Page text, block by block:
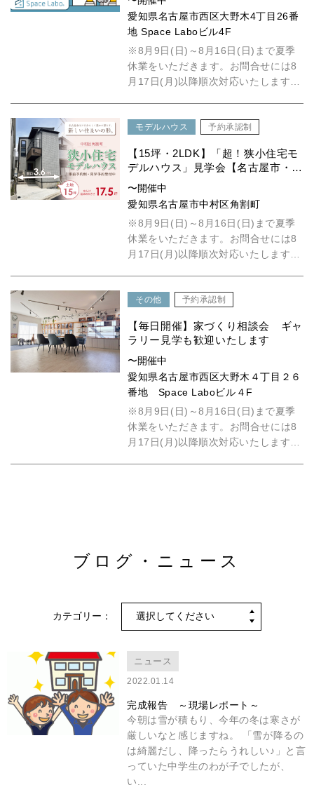
愛知県名古屋市西区大野木4丁目26番
地 Space Laboビル4F
※8月9日(日)～8月16日(日)まで夏季
休業をいただきます。お問合せには8
月17日(月)以降順次対応いたします。
モデルハウス 予約承認制
【15坪・2LDK】「超！狭小住宅モ
デルハウス」見学会【名古屋市・中
村区】
〜開催中
愛知県名古屋市中村区角割町
※8月9日(日)～8月16日(日)まで夏季
休業をいただきます。お問合せには8
月17日(月)以降順次対応いたします。
その他 予約承認制
【毎日開催】家づくり相談会 ギャ
ラリー見学も歓迎いたします
〜開催中
愛知県名古屋市西区大野木４丁目２６
番地 Space Laboビル４F
※8月9日(日)～8月16日(日)まで夏季
休業をいただきます。お問合せには8
月17日(月)以降順次対応いたします。
ブログ・ニュース
カテゴリー：
ニュース
2022.01.14
完成報告 ～現場レポート～
今朝は雪が積もり、今年の冬は寒さが
厳しいなと感じますね。 「雪が降るの
は綺麗だし、降ったらうれしい♪」と言
っていた中学生のわが子でしたが、
い...